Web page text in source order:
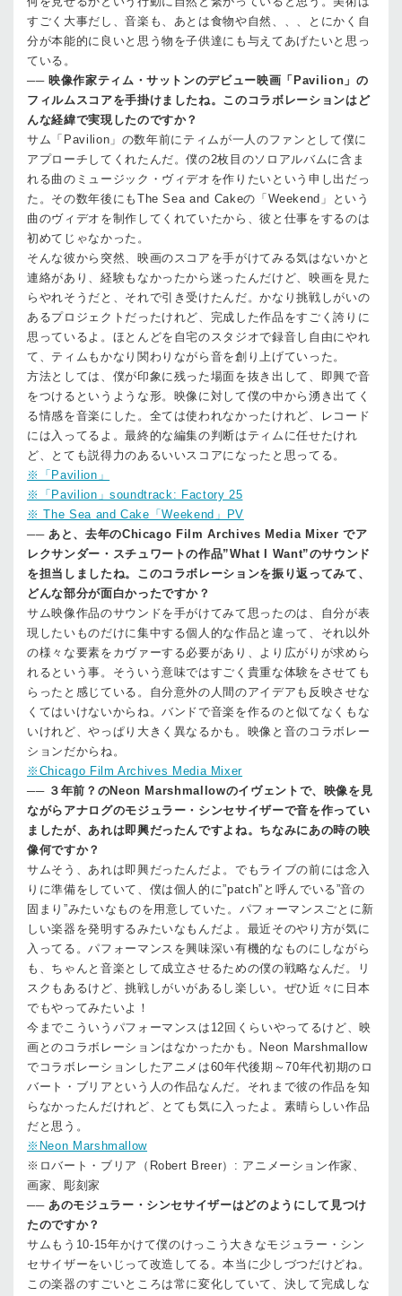
すごく大事だし、音楽も、あとは食物や自然、、、とにかく自
分が本能的に良いと思う物を子供達にも与えてあげたいと思っ
ている。
── 映像作家ティム・サットンのデビュー映画「Pavilion」の
フィルムスコアを手掛けましたね。このコラボレーションはど
んな経緯で実現したのですか？
サム 「Pavilion」の数年前にティムが一人のファンとして僕に
アプローチしてくれたんだ。僕の2枚目のソロアルバムに含ま
れる曲のミュージック・ヴィデオを作りたいという申し出だっ
た。その数年後にもThe Sea and Cakeの「Weekend」という
曲のヴィデオを制作してくれていたから、彼と仕事をするのは
初めてじゃなかった。
そんな彼から突然、映画のスコアを手がけてみる気はないかと
連絡があり、経験もなかったから迷ったんだけど、映画を見た
らやれそうだと、それで引き受けたんだ。かなり挑戦しがいの
あるプロジェクトだったけれど、完成した作品をすごく誇りに
思っているよ。ほとんどを自宅のスタジオで録音し自由にやれ
て、ティムもかなり関わりながら音を創り上げていった。
方法としては、僕が印象に残った場面を抜き出して、即興で音
をつけるというような形。映像に対して僕の中から湧き出てく
る情感を音楽にした。全ては使われなかったけれど、レコード
には入ってるよ。最終的な編集の判断はティムに任せたけれ
ど、とても説得力のあるいいスコアになったと思ってる。
※「Pavilion」
※「Pavilion」soundtrack: Factory 25
※ The Sea and Cake「Weekend」PV
── あと、去年のChicago Film Archives Media Mixer でア
レクサンダー・スチュワートの作品”What I Want”のサウンド
を担当しましたね。このコラボレーションを振り返ってみて、
どんな部分が面白かったですか？
サム映像作品のサウンドを手がけてみて思ったのは、自分が表
現したいものだけに集中する個人的な作品と違って、それ以外
の様々な要素をカヴァーする必要があり、より広がりが求めら
れるという事。そういう意味ではすごく貴重な体験をさせても
らったと感じている。自分意外の人間のアイデアも反映させな
くてはいけないからね。バンドで音楽を作るのと似てなくもな
いけれど、やっぱり大きく異なるかも。映像と音のコラボレー
ションだからね。
※Chicago Film Archives Media Mixer
── ３年前？のNeon Marshmallowのイヴェントで、映像を見
ながらアナログのモジュラー・シンセサイザーで音を作ってい
ましたが、あれは即興だったんですよね。ちなみにあの時の映
像何ですか？
サムそう、あれは即興だったんだよ。でもライブの前には念入
りに準備をしていて、僕は個人的に”patch”と呼んでいる”音の
固まり”みたいなものを用意していた。パフォーマンスごとに新
しい楽器を発明するみたいなもんだよ。最近そのやり方が気に
入ってる。パフォーマンスを興味深い有機的なものにしながら
も、ちゃんと音楽として成立させるための僕の戦略なんだ。リ
スクもあるけど、挑戦しがいがあるし楽しい。ぜひ近々に日本
でもやってみたいよ！
今までこういうパフォーマンスは12回くらいやってるけど、映
画とのコラボレーションはなかったかも。Neon Marshmallow
でコラボレーションしたアニメは60年代後期～70年代初期のロ
バート・ブリアという人の作品なんだ。それまで彼の作品を知
らなかったんだけれど、とても気に入ったよ。素晴らしい作品
だと思う。
※Neon Marshmallow
※ロバート・ブリア（Robert Breer）: アニメーション作家、
画家、彫刻家
── あのモジュラー・シンセサイザーはどのようにして見つけ
たのですか？
サム もう10-15年かけて僕のけっこう大きなモジュラー・シン
セサイザーをいじって改造してる。本当に少しづつだけどね。
この楽器のすごいところは常に変化していて、決して完成しな